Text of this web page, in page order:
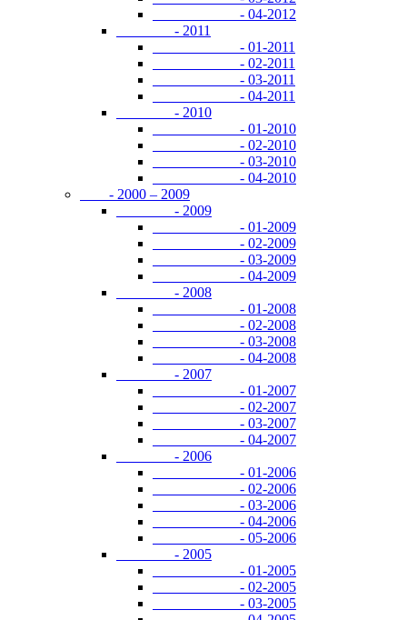
- 04-2012
- 2011
- 01-2011
- 02-2011
- 03-2011
- 04-2011
- 2010
- 01-2010
- 02-2010
- 03-2010
- 04-2010
- 2000 – 2009
- 2009
- 01-2009
- 02-2009
- 03-2009
- 04-2009
- 2008
- 01-2008
- 02-2008
- 03-2008
- 04-2008
- 2007
- 01-2007
- 02-2007
- 03-2007
- 04-2007
- 2006
- 01-2006
- 02-2006
- 03-2006
- 04-2006
- 05-2006
- 2005
- 01-2005
- 02-2005
- 03-2005